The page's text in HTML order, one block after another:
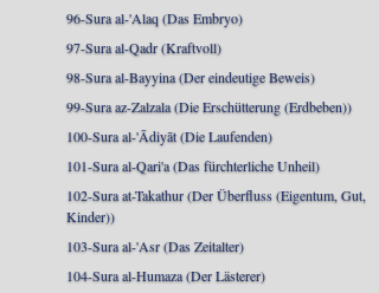
96-Sura al-'Alaq (Das Embryo)
97-Sura al-Qadr (Kraftvoll)
98-Sura al-Bayyina (Der eindeutige Beweis)
99-Sura az-Zalzala (Die Erschütterung (Erdbeben))
100-Sura al-'Ādiyāt (Die Laufenden)
101-Sura al-Qari'a (Das fürchterliche Unheil)
102-Sura at-Takathur (Der Überfluss (Eigentum, Gut,
Kinder))
103-Sura al-'Asr (Das Zeitalter)
104-Sura al-Humaza (Der Lästerer)